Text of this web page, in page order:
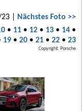
| Nächstes Foto >>
• 11• 12• 13• 14•
19• 20• 21• 22• 23
Copyright: Porsche